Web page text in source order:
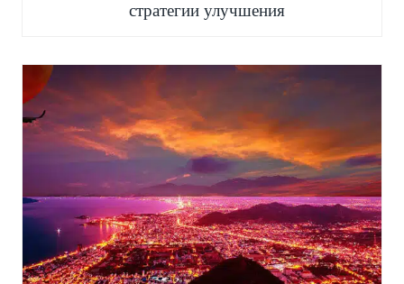
стратегии улучшения